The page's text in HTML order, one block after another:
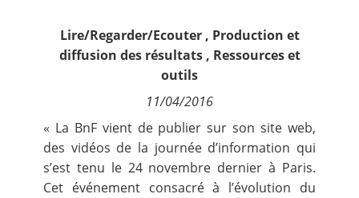
Qui sommes nous ?
Nous suivre
Lire/Regarder/Ecouter, Production et
diffusion des résultats, Ressources et
outils
11/04/2016
« La BnF vient de publier sur son site web,
des vidéos de la journée d’information qui
s’est tenu le 24 novembre dernier à Paris.
Cet événement consacré à l’évolution du